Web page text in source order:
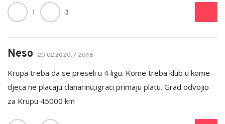
1 3
Neso 20.02.2020. / 20:18
Krupa treba da se preseli u 4 ligu. Kome treba klub u kome
djeca ne placaju clanarinu,igraci primaju platu. Grad odvojio
za Krupu 45000 km